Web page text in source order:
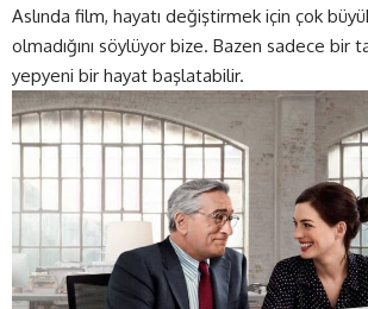
Aslında film, hayatı değiştirmek için çok
olmadığını söylüyor bize. Bazen sadece bir
yepyeni bir hayat başlatabilir.